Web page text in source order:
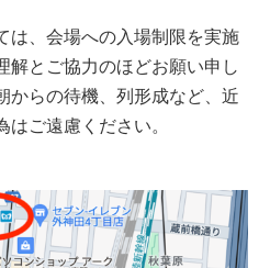
、会場への入場制限を実施
解とご協力のほどお願い申し
からの待機、列形成など、近
はご遠慮ください。